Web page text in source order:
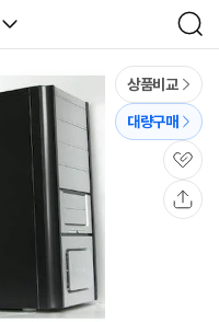
검
색
상품비교
대량구매
관
심